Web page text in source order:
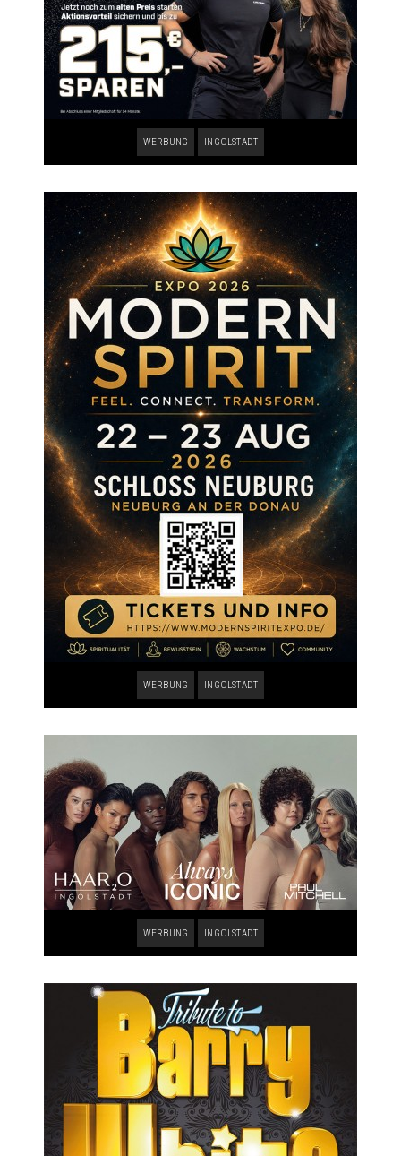
WERBUNG INGOLSTADT
WERBUNG INGOLSTADT
WERBUNG INGOLSTADT